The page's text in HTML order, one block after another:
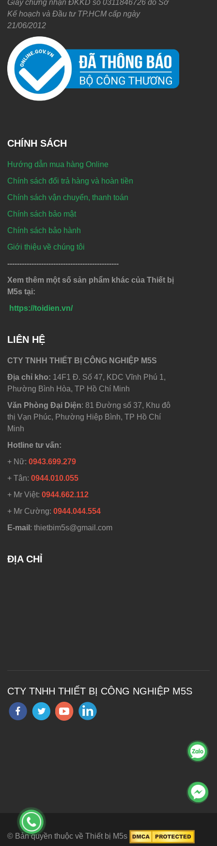
Giấy chứng nhận ĐKKD số 0311846726 do Sở
Kế hoạch và Đầu tư TP.HCM cấp ngày
21/06/2012
CHÍNH SÁCH
Hướng dẫn mua hàng Online
Chính sách đổi trả hàng và hoàn tiền
Chính sách vận chuyển, thanh toán
Chính sách bảo mật
Chính sách bảo hành
Giới thiệu về chúng tôi
----------------------------------------------
Xem thêm một số sản phẩm khác của Thiết bị
M5s tại:
https://toidien.vn/
LIÊN HỆ
CTY TNHH THIẾT BỊ CÔNG NGHIỆP M5S
Địa chỉ kho: 14F1 Đ. Số 47, KDC Vĩnh Phú 1,
Phường Bình Hòa, TP Hồ Chí Minh
Văn Phòng Đại Diện: 81 Đường số 37, Khu đô
thị Vạn Phúc, Phường Hiệp Bình, TP Hồ Chí
Minh
Hotline tư vấn:
+ Nữ: 0943.699.279
+ Tân: 0944.010.055
+ Mr Việt: 0944.662.112
+ Mr Cường: 0944.044.554
E-mail : thietbim5s@gmail.com
ĐỊA CHỈ
CTY TNHH THIẾT BỊ CÔNG NGHIỆP M5S
© Bản quyền thuộc về Thiết bị M5s